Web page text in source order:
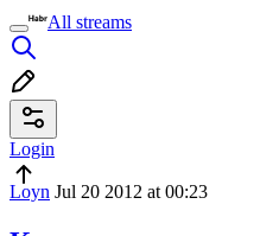
All streams
Login
Loyn Jul 20 2012 at 00:23